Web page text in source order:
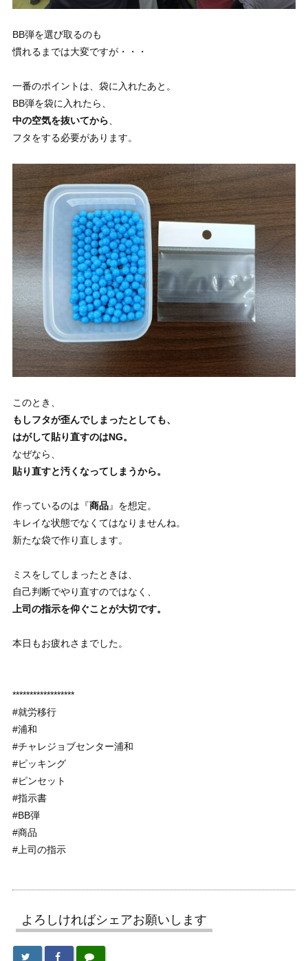
BB弾を選び取るのも
慣れるまでは大変ですが・・・
一番のポイントは、袋に入れたあと。
BB弾を袋に入れたら、
中の空気を抜いてから
フタをする必要があります。
このとき、
もしフタが歪んでしまったとしても、
はがして貼り直すのはNG。
なぜなら、
貼り直すと汚くなってしまうから。
作っているのは『商品』を想定。
キレイな状態でなくてはなりませんね。
新たな袋で作り直します。
ミスをしてしまったときは、
自己判断でやり直すのではなく、
上司の指示を仰ぐことが大切です。
本日もお疲れさまでした。
******************
#就労移行
#浦和
#チャレジョブセンター浦和
#ピッキング
#ピンセット
#指示書
#BB弾
#商品
#上司の指示
よろしければシェアお願いします